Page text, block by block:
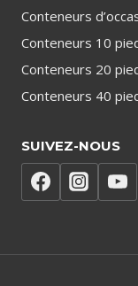
Conteneurs
Conteneurs 10
Conteneurs 20
Conteneurs 40
SUIVEZ-NOUS